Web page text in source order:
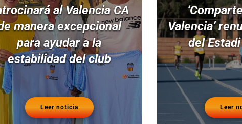
al Valencia CA
manera excepcional
para ayudar a la
estabilidad del club
Leer noticia
Valencia’
del
Leer